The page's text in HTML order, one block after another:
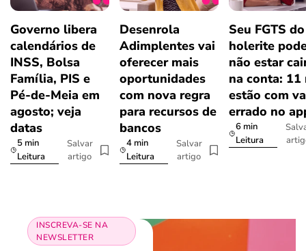
Governo libera
calendários de
INSS, Bolsa
Família, PIS e
Pé-de-Meia em
agosto; veja
datas
5 min
Leitura
Salvar
artigo
Desenrola
Adimplentes vai
oferecer mais
oportunidades
com nova regra
para recursos de
bancos
4 min
Leitura
Salvar
artigo
Seu FGTS do
holerite
não estar
na conta: 11
estão com
errado no
6 min
Leitura
INSCREVA-SE NA
NEWSLETTER